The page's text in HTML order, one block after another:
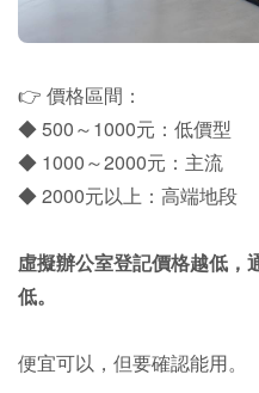
👉 價格區間：
◆ 500～1000元：低價型
◆ 1000～2000元：主流
◆ 2000元以上：高端地段
虛擬辦公室登記價格越低，
低。
便宜可以，但要確認能用。